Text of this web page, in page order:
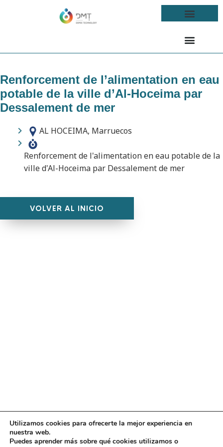
Renforcement de l’alimentation en eau
potable de la ville d’Al-Hoceima par
Dessalement de mer
AL HOCEIMA, Marruecos
Renforcement de l'alimentation en eau potable de la
ville d'Al-Hoceima par Dessalement de mer
VOLVER AL INICIO
Diseñojuangmendez. Copyright © 2026DMT·Aviso
Legal|Política de privacidad
Utilizamos cookies para ofrecerte la mejor experiencia en
nuestra web.
Puedes aprender más sobre qué cookies utilizamos o